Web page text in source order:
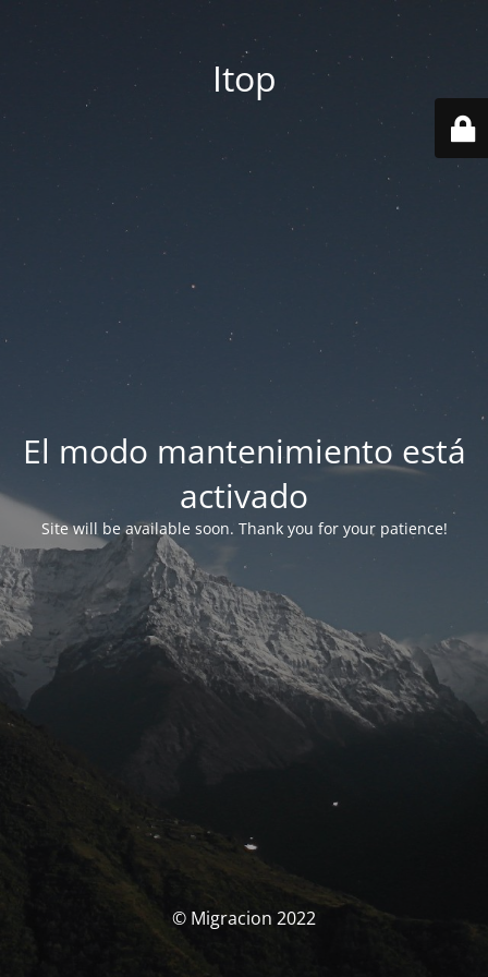
Itop
El modo mantenimiento está
activado
Site will be available soon. Thank you for your patience!
© Migracion 2022